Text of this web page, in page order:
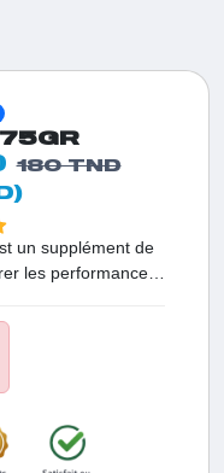
180 TND
un supplément de
les performances
de l'endurance et
pour la créatine
dans votre